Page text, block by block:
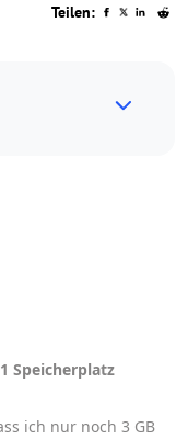
Teilen:
Speicherplatz
ich nur noch 3 GB